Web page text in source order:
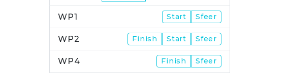
WP1 Start Sfeer
WP2 Finish Start Sfeer
WP4 Finish Sfeer